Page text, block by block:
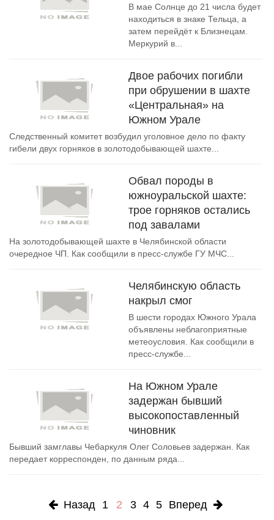
В мае Солнце до 21 числа будет
находиться в знаке Тельца, а
затем перейдёт к Близнецам.
Меркурий в...
Двое рабочих погибли
при обрушении в шахте
«Центральная» на
Южном Урале
Следственный комитет возбудил уголовное дело по факту
гибели двух горняков в золотодобывающей шахте...
Обвал породы в
южноуральской шахте:
трое горняков остались
под завалами
На золотодобывающей шахте в Челябинской области
очередное ЧП. Как сообщили в пресс-службе ГУ МЧС...
Челябинскую область
накрыл смог
В шести городах Южного Урала
объявлены неблагоприятные
метеоусловия. Как сообщили в
пресс-службе...
На Южном Урале
задержан бывший
высокопоставленный
чиновник
Бывший замглавы Чебаркуля Олег Соловьев задержан. Как
передает корреспонден, по данным ряда...
Назад 1 2 3 4 5 Вперед